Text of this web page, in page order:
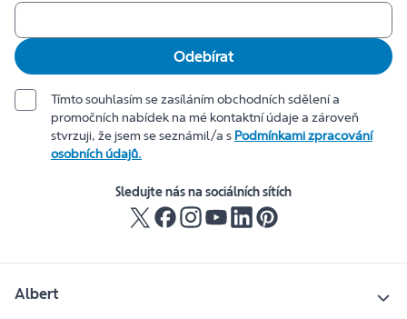
Odebírat
Tímto souhlasím se zasíláním obchodních sdělení a
promočních nabídek na mé kontaktní údaje a zároveň
stvrzuji, že jsem se seznámil/a s Podmínkami zpracování
osobních údajů.
Sledujte nás na sociálních sítích
Albert